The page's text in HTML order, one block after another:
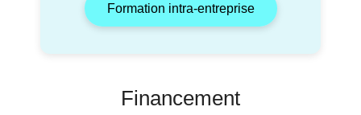
Formation intra-entreprise
Financement